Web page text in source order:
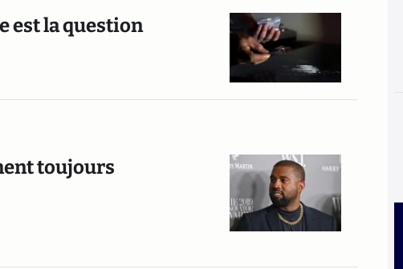
est la question
toujours